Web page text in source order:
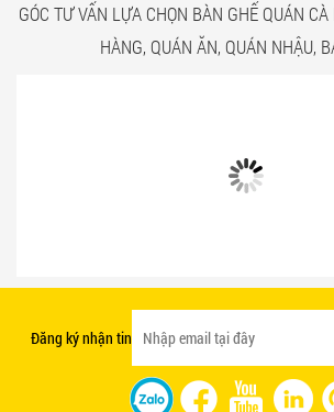
GÓC TƯ VẤN LỰA CHỌN BÀN GHẾ QUÁN
HÀNG, QUÁN ĂN, QUÁN NHẬU,
Đăng ký nhận tin